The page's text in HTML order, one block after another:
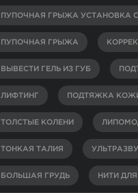
ПУПОЧНАЯ ГРЫЖА УСТАНОВКА
ПУПОЧНАЯ ГРЫЖА
ВЫВЕСТИ ГЕЛЬ ИЗ ГУБ
ЛИФТИНГ ПОДТЯЖКА
ТОЛСТЫЕ КОЛЕНИ
ТОНКАЯ ТАЛИЯ
БОЛЬШАЯ ГРУДЬ НИТИ